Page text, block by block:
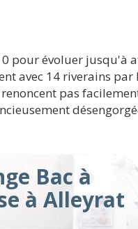
pour évoluer jusqu'à
avec 14 riverains par
pas
Bac à
à Alleyrat